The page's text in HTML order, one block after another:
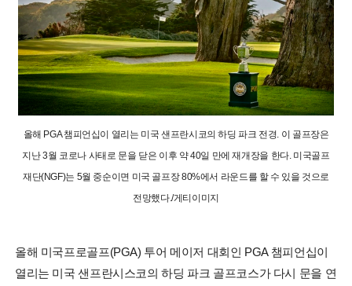
올해 PGA 챔피언십이 열리는 미국 샌프란시코의 하딩 파크 전경. 이 골프장은
지난 3월 코로나 사태로 문을 닫은 이후 약 40일 만에 재개장을 한다. 미국골프
재단(NGF)는 5월 중순이면 미국 골프장 80%에서 라운드를 할 수 있을 것으로
전망했다./게티이미지
올해 미국프로골프(PGA) 투어 메이저 대회인 PGA 챔피언십이
열리는 미국 샌프란시스코의 하딩 파크 골프코스가 다시 문을 연